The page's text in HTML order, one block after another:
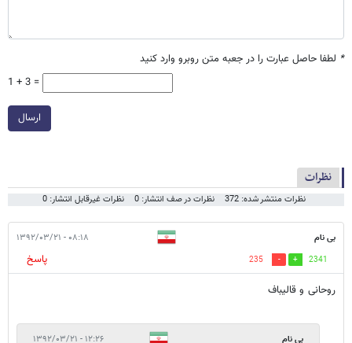
* لطفا حاصل عبارت را در جعبه متن روبرو وارد کنید
1 + 3 =
ارسال
نظرات
نظرات منتشر شده: 372 نظرات در صف انتشار: 0 نظرات غیرقابل انتشار: 0
بی نام ۰۸:۱۸ - ۱۳۹۲/۰۳/۲۱
2341
235
پاسخ
روحانی و قالیباف
بی نام ۱۲:۲۶ - ۱۳۹۲/۰۳/۲۱